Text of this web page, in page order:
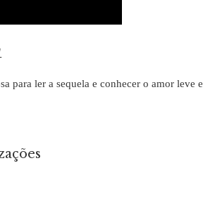
para ler a sequela e conhecer o amor leve e